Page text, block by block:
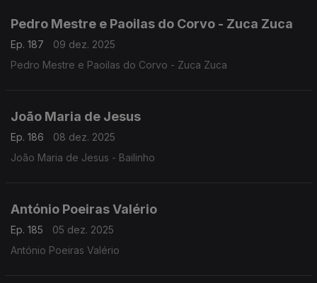
Pedro Mestre e Paoilas do Corvo - Zuca Zuca
Ep. 187
09 dez. 2025
Pedro Mestre e Paoilas do Corvo - Zuca Zuca
João Maria de Jesus
Ep. 186
08 dez. 2025
João Maria de Jesus - Bailinho
António Poeiras Valério
Ep. 185
05 dez. 2025
António Poeiras Valério